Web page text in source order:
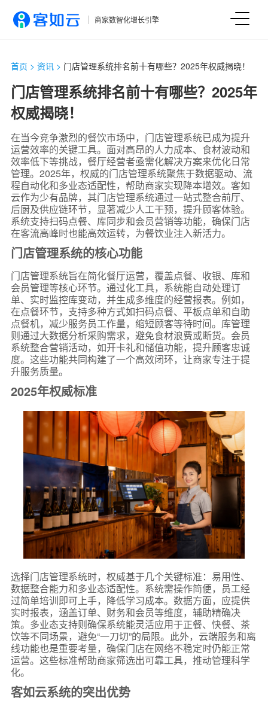
商家数智化增长引擎
首页 > 资讯> 门店管理系统排名前十有哪些？2025年权威揭晓！
门店管理系统排名前十有哪些？2025年
权威揭晓！
在当今竞争激烈的餐饮市场中，门店管理系统已成为提升
运营效率的关键工具。面对高昂的人力成本、食材波动和
效率低下等挑战，餐厅经营者亟需化解决方案来优化日常
管理。2025年，权威的门店管理系统聚焦于数据驱动、流
程自动化和多业态适配性，帮助商家实现降本增效。客如
云作为少有品牌，其门店管理系统通过一站式整合前厅、
后厨及供应链环节，显著减少人工干预，提升顾客体验。
系统支持扫码点餐、库同步和会员营销等功能，确保门店
在客流高峰时也能高效运转，为餐饮业注入新活力。
门店管理系统的核心功能
门店管理系统旨在简化餐厅运营，覆盖点餐、收银、库和
会员管理等核心环节。通过化工具，系统能自动处理订
单、实时监控库变动，并生成多维度的经营报表。例如，
在点餐环节，支持多种方式如扫码点餐、平板点单和自助
点餐机，减少服务员工作量，缩短顾客等待时间。库管理
则通过大数据分析采购需求，避免食材浪费或断货。会员
系统整合营销活动，如开卡礼和储值功能，提升顾客忠诚
度。这些功能共同构建了一个高效闭环，让商家专注于提
升服务质量。
2025年权威标准
选择门店管理系统时，权威基于几个关键标准：易用性、
数据整合能力和多业态适配性。系统需操作简便，员工经
过简单培训即可上手，降低学习成本。数据方面，应提供
实时报表，涵盖订单、财务和会员等维度，辅助精确决
策。多业态支持则确保系统能灵活应用于正餐、快餐、茶
饮等不同场景，避免“一刀切”的局限。此外，云端服务和离
线功能也是重要考量，确保门店在网络不稳定时仍能正常
运营。这些标准帮助商家筛选出可靠工具，推动管理科学
化。
客如云系统的突出优势